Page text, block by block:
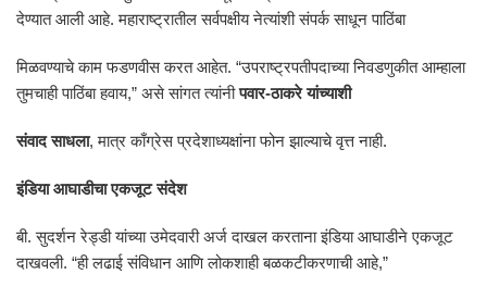
देण्यात आली आहे. महाराष्ट्रातील सर्वपक्षीय नेत्यांशी संपर्क साधून पाठिंबा
मिळवण्याचे काम फडणवीस करत आहेत. “उपराष्ट्रपतीपदाच्या निवडणुकीत आम्हाला
तुमचाही पाठिंबा हवाय,” असे सांगत त्यांनीपवार-ठाकरे यांच्याशी
संवाद साधला, मात्र काँग्रेस प्रदेशाध्यक्षांना फोन झाल्याचे वृत्त नाही.
इंडिया आघाडीचा एकजूट संदेश
बी. सुदर्शन रेड्डी यांच्या उमेदवारी अर्ज दाखल करताना इंडिया आघाडीने एकजूट
दाखवली. “ही लढाई संविधान आणि लोकशाही बळकटीकरणाची आहे,”